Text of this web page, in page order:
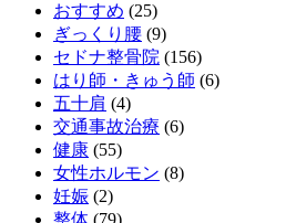
おすすめ (25)
ぎっくり腰 (9)
セドナ整骨院 (156)
はり師・きゅう師 (6)
五十肩 (4)
交通事故治療 (6)
健康 (55)
女性ホルモン (8)
妊娠 (2)